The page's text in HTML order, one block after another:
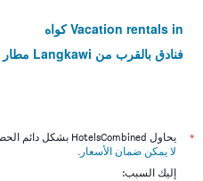
Vacation rentals in كواه
فنادق بالقرب من Langkawi مطار لانكاوي
*
يحاول HotelsCombined بشكل دائم الحصول على الأسعار الدقيقة، ولكن
لا يمكن ضمان الأسعار .
إليك السبب: